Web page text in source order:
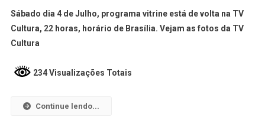
Sábado dia 4 de Julho, programa vitrine está de volta na TV
Cultura, 22 horas, horário de Brasília. Vejam as fotos da TV
Cultura
234 Visualizações Totais
Continue lendo...